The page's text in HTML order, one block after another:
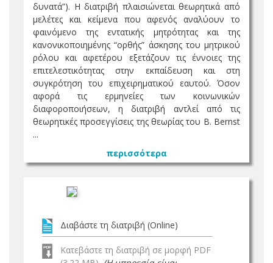
δυνατά”). Η διατριβή πλαισιώνεται θεωρητικά από
μελέτες και κείμενα που αφενός αναλύουν το
φαινόμενο της εντατικής μητρότητας και της
κανονικοποιημένης “ορθής” άσκησης του μητρικού
ρόλου και αφετέρου εξετάζουν τις έννοιες της
επιτελεστικότητας στην εκπαίδευση και στη
συγκρότηση του επιχειρηματικού εαυτού. Όσον
αφορά τις ερμηνείες των κοινωνικών
διαφοροποιήσεων, η διατριβή αντλεί από τις
θεωρητικές προσεγγίσεις της θεωρίας του B. Bernst
...
περισσότερα
Διαβάστε τη διατριβή (Online)
Κατεβάστε τη διατριβή σε μορφή PDF